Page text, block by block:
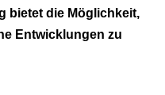
bietet die Möglichkeit,
Entwicklungen zu